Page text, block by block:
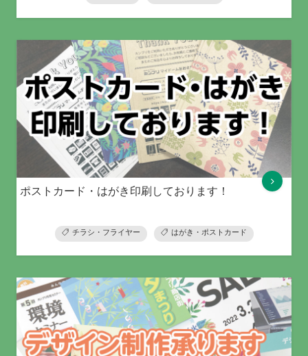
ポストカード・はがき印刷しております！
チラシ・フライヤー はがき・ポストカード